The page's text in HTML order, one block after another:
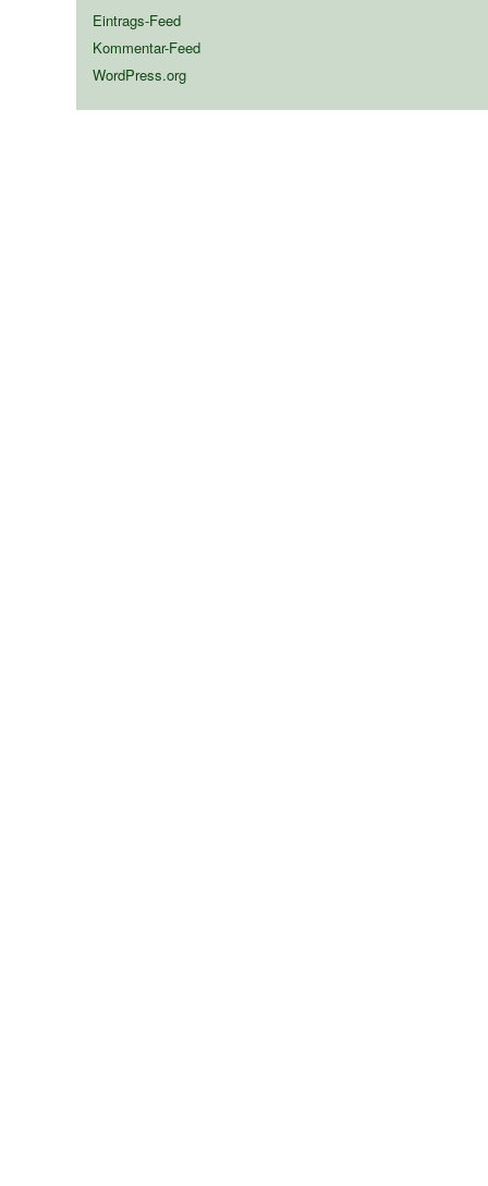
Eintrags-Feed
Kommentar-Feed
WordPress.org